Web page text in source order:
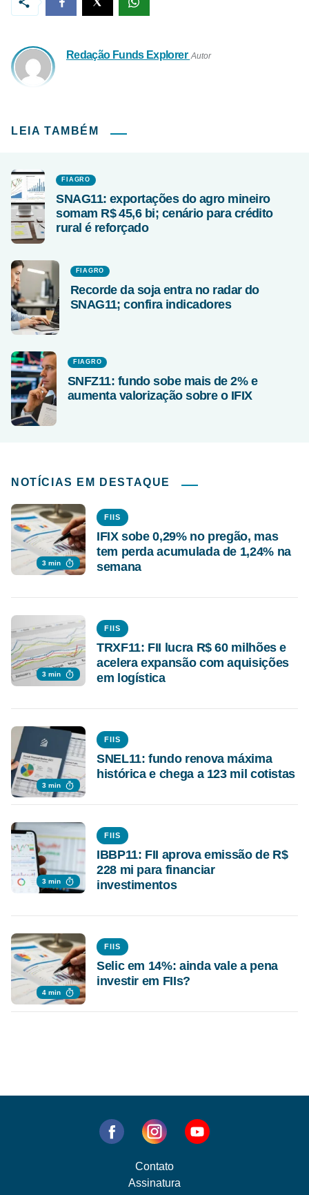
Redação Funds Explorer Autor
LEIA TAMBÉM
FIAGRO
SNAG11: exportações do agro mineiro
somam R$ 45,6 bi; cenário para crédito
rural é reforçado
FIAGRO
Recorde da soja entra no radar do
SNAG11; confira indicadores
FIAGRO
SNFZ11: fundo sobe mais de 2% e
aumenta valorização sobre o IFIX
NOTÍCIAS EM DESTAQUE
3 min
FIIS
IFIX sobe 0,29% no pregão, mas
tem perda acumulada de 1,24% na
semana
3 min
FIIS
TRXF11: FII lucra R$ 60 milhões e
acelera expansão com aquisições
em logística
3 min
FIIS
SNEL11: fundo renova máxima
histórica e chega a 123 mil cotistas
3 min
FIIS
IBBP11: FII aprova emissão de R$
228 mi para financiar
investimentos
4 min
FIIS
Selic em 14%: ainda vale a pena
investir em FIIs?
Contato
Assinatura